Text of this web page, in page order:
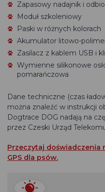
Zapasowy nadajnik i
Moduł szkoleniowy
Paski w różnych kolorach
Akumulator litowo-
Zasilacz z kablem USB i
Wymienne silikonowe
pomarańczowa
Dane techniczne (czas
można znaleźć w instrukcji
Dogtrace DOG nadają na
przez Czeski Urząd
Przeczytaj doświadczenia
GPS dla psów.